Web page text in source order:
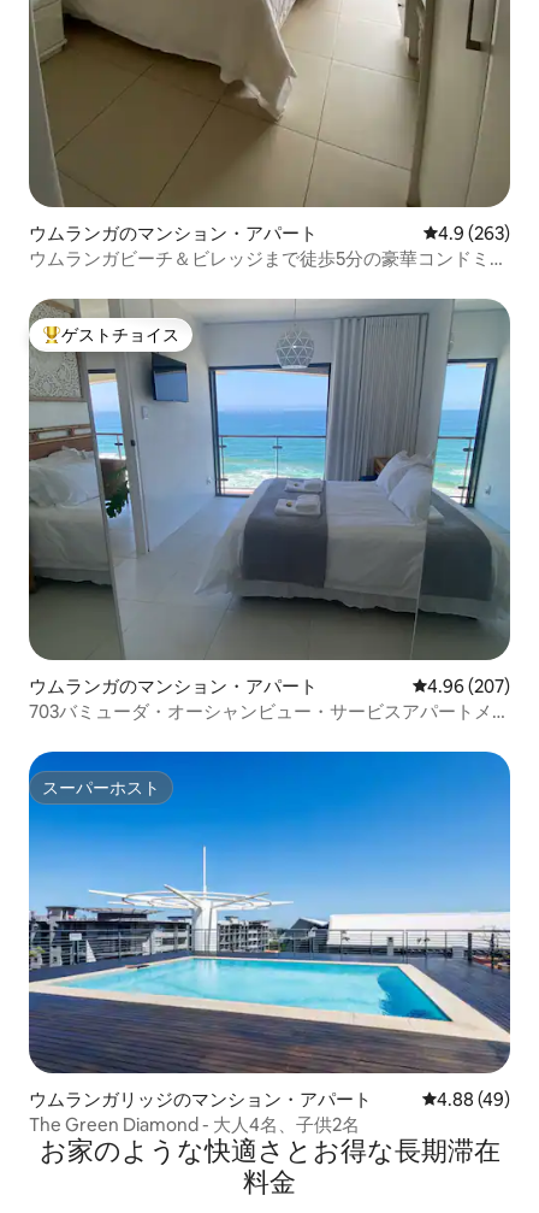
ウムランガのマンション・アパート レビュー263
4.9 (263)
ウムランガビーチ＆ビレッジまで徒歩5分の豪華コンドミニ
大好評のゲストチョイスです。
ゲストチョイス
ウムランガのマンション・アパート レビュー207
4.96 (207)
703バミューダ・オーシャンビュー・サービスアパートメン
スーパーホスト
スーパーホスト
ウムランガリッジのマンション・アパート レビュー49
4.88 (49)
The Green Diamond - 大人4名、子供2名
お家のような快⁠適⁠さ⁠とお⁠得⁠な長⁠期⁠滞⁠在
料⁠金